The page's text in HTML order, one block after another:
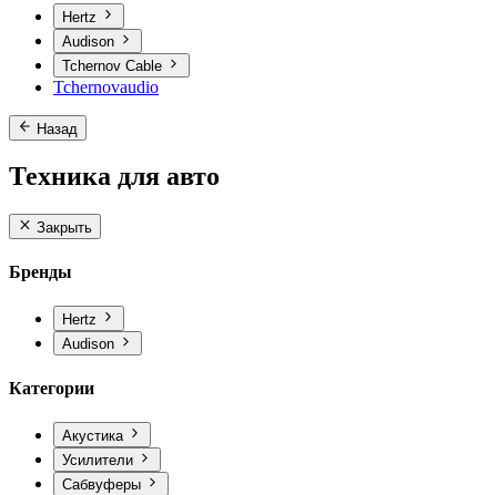
Hertz
Audison
Tchernov Cable
Tchernovaudio
Назад
Техника для авто
Закрыть
Бренды
Hertz
Audison
Категории
Акустика
Усилители
Сабвуферы